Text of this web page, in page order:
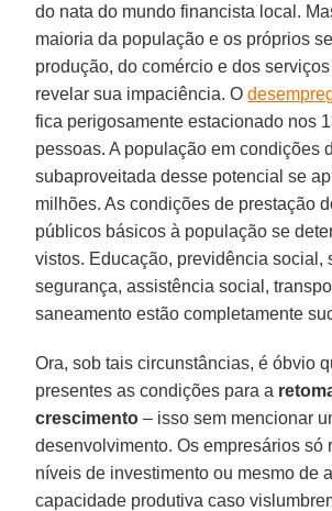
do nata do mundo financista local.
maioria da população e os próprios
produção, do comércio e dos
revelar sua impaciência. O
fica perigosamente estacionado nos
pessoas. A população em condições
subaproveitada desse potencial se
milhões. As condições de prestação
públicos básicos à população se
vistos. Educação, previdência social,
segurança, assistência social,
saneamento estão completamente
Ora, sob tais circunstâncias, é óbvio
presentes as condições para a
crescimento – isso sem mencionar
desenvolvimento. Os empresários só
níveis de investimento ou mesmo de
capacidade produtiva caso